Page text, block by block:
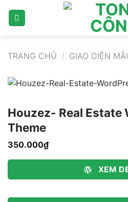
TRANG CHỦ / GIAO DIỆN
Houzez- Real Estate
Theme
350.000₫
XEM